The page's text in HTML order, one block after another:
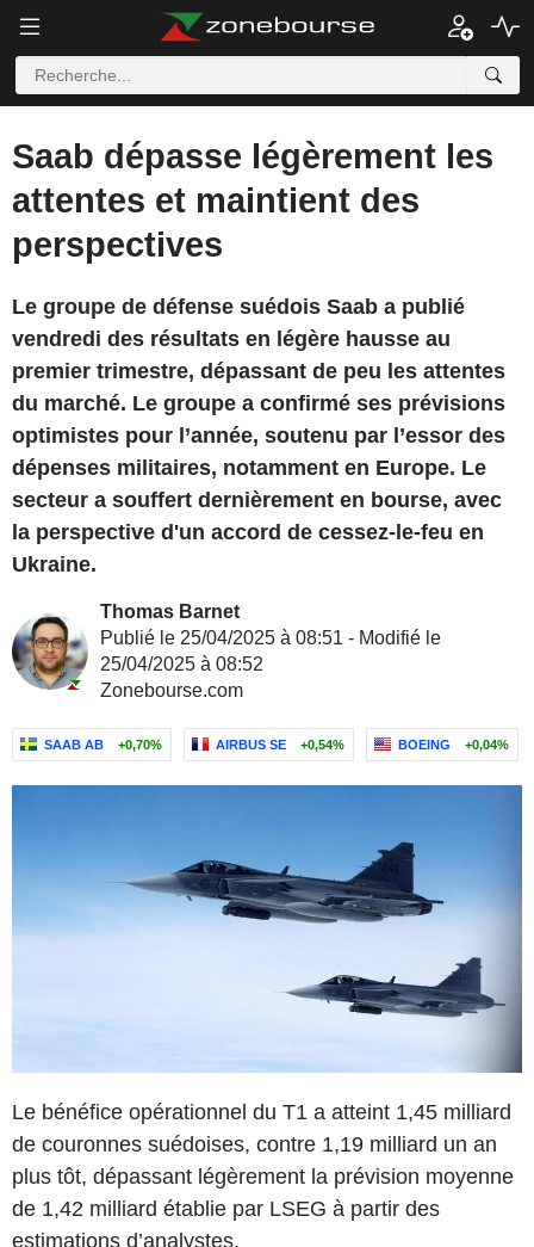
Saab dépasse légèrement les
attentes et maintient des
perspectives
Le groupe de défense suédois Saab a publié
vendredi des résultats en légère hausse au
premier trimestre, dépassant de peu les attentes
du marché. Le groupe a confirmé ses prévisions
optimistes pour l’année, soutenu par l’essor des
dépenses militaires, notamment en Europe. Le
secteur a souffert dernièrement en bourse, avec
la perspective d'un accord de cessez-le-feu en
Ukraine.
Thomas Barnet
Publié le 25/04/2025 à 08:51 - Modifié le
25/04/2025 à 08:52
Zonebourse.com
SAAB AB +0,70% AIRBUS SE +0,54% BOEING +0,04%
Le bénéfice opérationnel du T1 a atteint 1,45 milliard
de couronnes suédoises, contre 1,19 milliard un an
plus tôt, dépassant légèrement la prévision moyenne
de 1,42 milliard établie par LSEG à partir des
estimations d’analystes.